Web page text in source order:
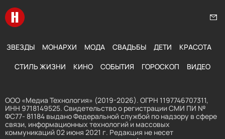
Перейти на главную
ЗВЕЗДЫ МОНАРХИ МОДА СВАДЬБЫ ДЕТИ КРАСОТА
СТИЛЬ ЖИЗНИ КИНО СОБЫТИЯ ГОРОСКОП ВИДЕО
ООО «Медиа Технология» (2019-2026). ОГРН 1197746707311,
ИНН 9718149525. Свидетельство о регистрации СМИ ПИ №
ФС77- 81184 выдано Федеральной службой по надзору в сфере
связи, информационных технологий и массовых
коммуникаций 02 июня 2021 г. Редакция не несет